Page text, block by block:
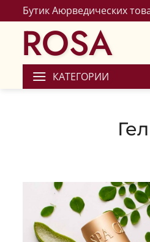
Бутик Аюрведических
ROSA
КАТЕГОРИИ